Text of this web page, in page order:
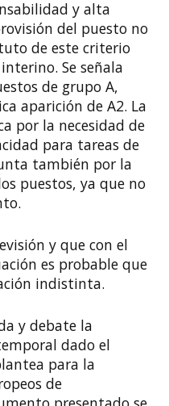
y alta
del puesto no
de este criterio
Se señala
de grupo A,
aparición de A2. La
por la necesidad de
para tareas de
también por la
puestos, ya que no
y que con el
es probable que
indistinta.
y debate la
dado el
para la
de